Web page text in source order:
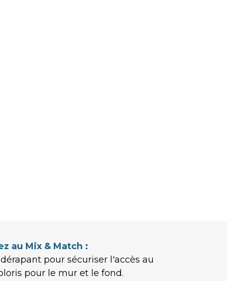
au Mix & Match :
pour sécuriser l'accès au
pour le mur et le fond.